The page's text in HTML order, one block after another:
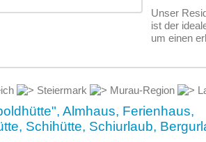
Unser
ist der
um einen
Steiermark Murau-Region
Almhaus, Ferienhaus,
Schihütte, Schiurlaub,